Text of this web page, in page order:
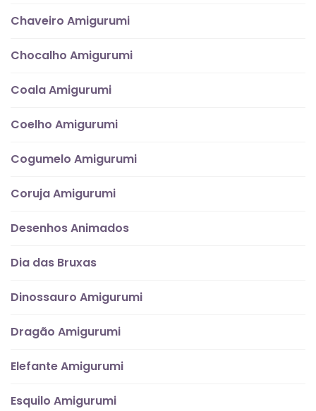
Chaveiro Amigurumi
Chocalho Amigurumi
Coala Amigurumi
Coelho Amigurumi
Cogumelo Amigurumi
Coruja Amigurumi
Desenhos Animados
Dia das Bruxas
Dinossauro Amigurumi
Dragão Amigurumi
Elefante Amigurumi
Esquilo Amigurumi